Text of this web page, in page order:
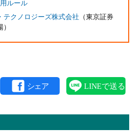
ルール
テクノロジーズ株式会社 （東京証券